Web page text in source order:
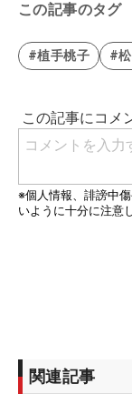
この記事のタグ
#植手桃子 #
関連記事